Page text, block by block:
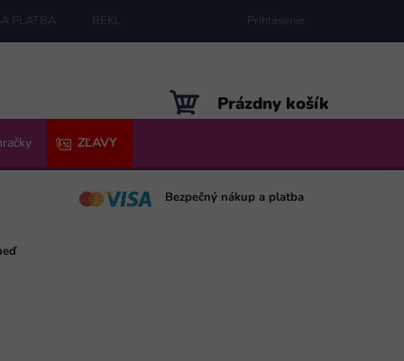
PLATBA REKLAMÁCIE MAPA SERVERU
Prihlásenie
NÁKUPNÝ
KOŠÍK
Prázdny košík
ZĽAVY
Bezpečný nákup a platba